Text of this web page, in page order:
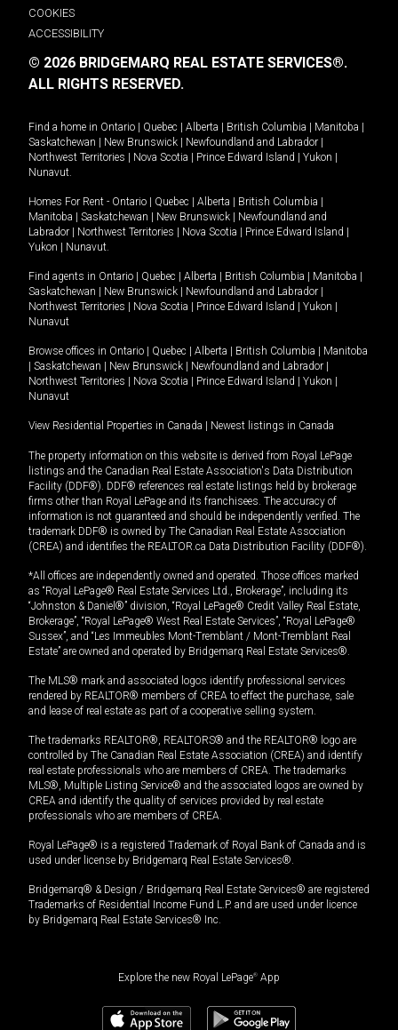
COOKIES
ACCESSIBILITY
© 2026 BRIDGEMARQ REAL ESTATE SERVICES®.
ALL RIGHTS RESERVED.
Find a home in Ontario Quebec Alberta British Columbia Manitoba
Saskatchewan
New Brunswick Newfoundland and Labrador
Northwest Territories
Nova Scotia Prince Edward Island Yukon
Nunavut.
Homes For Rent - Ontario Quebec Alberta British Columbia
Manitoba
Saskatchewan New Brunswick
Newfoundland and
Labrador
Northwest Territories Nova Scotia Prince Edward Island
Yukon
Nunavut.
Find agents in Ontario Quebec Alberta British Columbia Manitoba
Saskatchewan
New Brunswick Newfoundland and Labrador
Northwest Territories
Nova Scotia Prince Edward Island Yukon
Nunavut
Browse offices in Ontario Quebec Alberta British Columbia
Manitoba
Saskatchewan New Brunswick Newfoundland and Labrador
Northwest Territories
Nova Scotia Prince Edward Island Yukon
Nunavut
View Residential Properties in Canada Newest listings in Canada
The property information on this website is derived from Royal LePage
listings and the Canadian Real Estate Association's Data Distribution
Facility (DDF®). DDF® references real estate listings held by brokerage
firms other than Royal LePage and its franchisees. The accuracy of
information is not guaranteed and should be independently verified. The
trademark DDF® is owned by The Canadian Real Estate Association
(CREA) and identifies the REALTOR.ca Data Distribution Facility (DDF®).
*All offices are independently owned and operated. Those offices marked
as “Royal LePage® Real Estate Services Ltd., Brokerage”, including its
“Johnston & Daniel®” division, “Royal LePage® Credit Valley Real Estate,
Brokerage”, “Royal LePage® West Real Estate Services”, “Royal LePage®
Sussex”, and “Les Immeubles Mont-Tremblant / Mont-Tremblant Real
Estate” are owned and operated by Bridgemarq Real Estate Services®.
The MLS® mark and associated logos identify professional services
rendered by REALTOR® members of CREA to effect the purchase, sale
and lease of real estate as part of a cooperative selling system.
The trademarks REALTOR®, REALTORS® and the REALTOR® logo are
controlled by The Canadian Real Estate Association (CREA) and identify
real estate professionals who are members of CREA. The trademarks
MLS®, Multiple Listing Service® and the associated logos are owned by
CREA and identify the quality of services provided by real estate
professionals who are members of CREA.
Royal LePage® is a registered Trademark of Royal Bank of Canada and is
used under license by Bridgemarq Real Estate Services®.
Bridgemarq® & Design / Bridgemarq Real Estate Services® are registered
Trademarks of Residential Income Fund L.P. and are used under licence
by Bridgemarq Real Estate Services® Inc.
Explore the new Royal LePage® App